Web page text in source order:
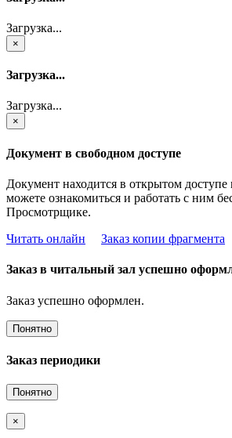
Загрузка...
×
Загрузка...
Загрузка...
×
Документ в свободном доступе
Документ находится в открытом
можете ознакомиться и работать с ним
Просмотрщике.
Читать онлайн
Заказ копии фрагмента
Заказ в читальный зал успешно
Заказ успешно оформлен.
Понятно
Заказ периодики
Понятно
×